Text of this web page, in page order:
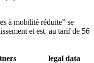
à mobilité réduite” se
et est au tarif de 56
legal data